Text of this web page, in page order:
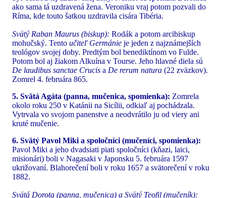
ako sama tá uzdravená žena. Veroniku vraj potom pozvali do
Ríma, kde touto šatkou uzdravila cisára Tibéria.
Svätý Raban Maurus (biskup): Rodák a potom arcibiskup
mohučský. Tento učiteľ Germánie je jeden z najznámejších
teológov svojej doby. Predtým bol benediktínom vo Fulde.
Potom bol aj žiakom Alkuína v Tourse. Jeho hlavné diela sú
De laudibus sanctae Crucis a De rerum natura (22 zväzkov).
Zomrel 4. februára 865.
5. Svätá Agáta (panna, mučenica, spomienka): Zomrela
okolo roku 250 v Katánii na Sicílii, odkiaľ aj pochádzala.
Vytrvala vo svojom panenstve a neodvrátilo ju od viery ani
kruté mučenie.
6. Svätý Pavol Miki a spoločníci (mučeníci, spomienka):
Pavol Miki a jeho dvadsiati piati spoločníci (kňazi, laici,
misionári) boli v Nagasaki v Japonsku 5. februára 1597
ukrižovaní. Blahorečení boli v roku 1657 a svätorečení v roku
1882.
Svätá Dorota (panna, mučenica) a Svätý Teofil (mučeník):